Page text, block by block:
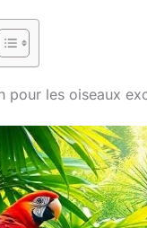
pour les oiseaux